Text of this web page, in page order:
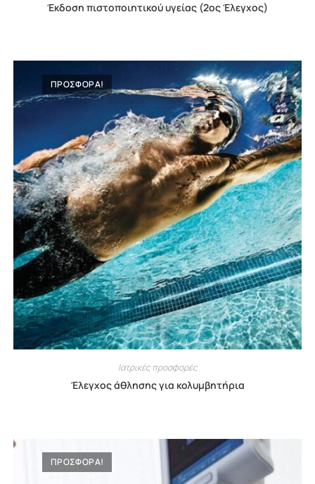
Έκδοση πιστοποιητικού υγείας (2ος Έλεγχος)
ΠΡΟΣΦΟΡΑ!
Ιατρικές προσφορές
Έλεγχος άθλησης για κολυμβητήρια
ΠΡΟΣΦΟΡΑ!